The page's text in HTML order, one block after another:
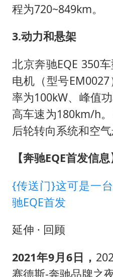
程为720~849km。
3.动力和悬架
北京奔驰EQE 350
电机（型号
率为100kW、峰值
高车速为180km/h
后轮转向系统和空气
【奔驰EQE首发信息
{传送门}这可是一
驰EQE首发
延伸 · 回顾
2021年9月6日，
赛德斯-奔驰品牌之